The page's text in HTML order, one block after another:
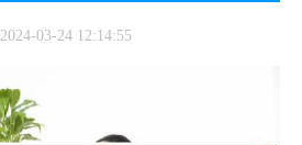
2024-03-24 12:14:55